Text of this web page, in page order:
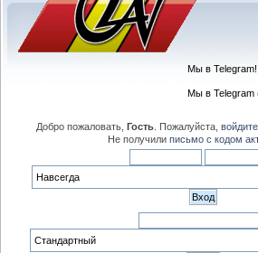
Мы в Telegram!
Мы в Telegram
Добро пожаловать, Гость. Пожалуйста, войдите
Не получили письмо с кодом